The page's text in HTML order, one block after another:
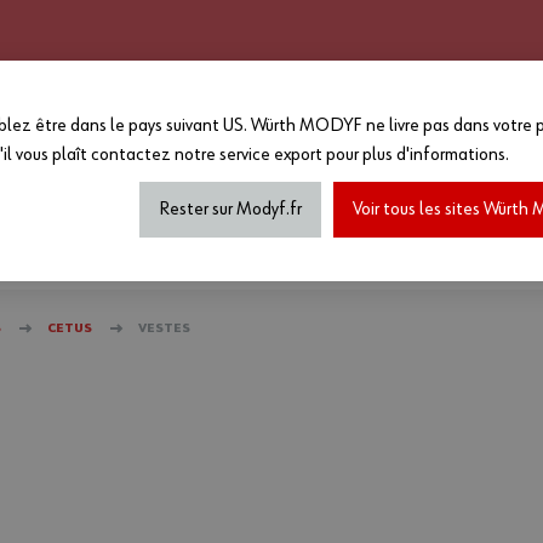
-15% sur le reste du site
*Offre non cumulable avec toutes
de marquage...) dans la limite
MAGASIN...
CETUS VESTES
être dans le pays suivant US. Würth MODYF ne livre pas dans votre
vous plaît contactez notre service export pour plus d'informations.
Rester sur Modyf.fr Voir tous les sites Würth